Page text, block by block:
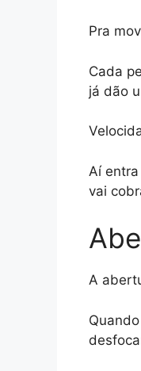
Pra
Cada
já dão
Aí
vai
A